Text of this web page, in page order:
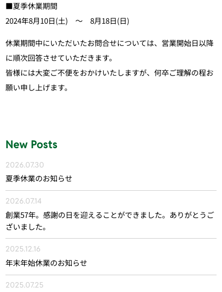
■夏季休業期間
2024年8月10日(土) ～ 8月18日(日)
休業期間中にいただいたお問合せについては、営業開始日以降
に順次回答させていただきます。
皆様には大変ご不便をおかけいたしますが、何卒ご理解の程お
願い申し上げます。
New Posts
2026.07.30
夏季休業のお知らせ
2026.07.14
創業57年。感謝の日を迎えることができました。ありがとうご
ざいました。
2025.12.16
年末年始休業のお知らせ
2025.07.25